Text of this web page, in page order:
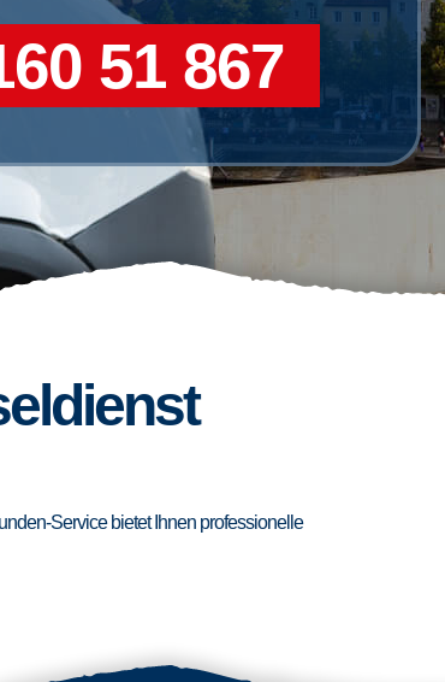
51 867
Service bietet Ihnen professionelle